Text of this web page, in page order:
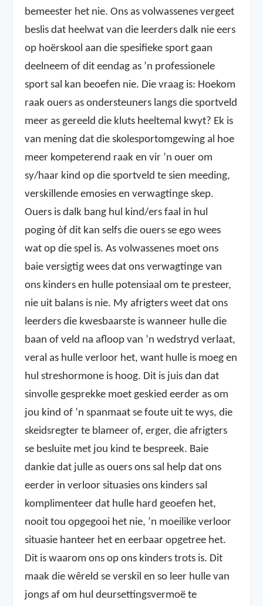
bemeester het nie. Ons as volwassenes vergeet
beslis dat heelwat van die leerders dalk nie eers
op hoërskool aan die spesifieke sport gaan
deelneem of dit eendag as ’n professionele
sport sal kan beoefen nie. Die vraag is: Hoekom
raak ouers as ondersteuners langs die sportveld
meer as gereeld die kluts heeltemal kwyt? Ek is
van mening dat die skolesportomgewing al hoe
meer kompeterend raak en vir ’n ouer om
sy/haar kind op die sportveld te sien meeding,
verskillende emosies en verwagtinge skep.
Ouers is dalk bang hul kind/ers faal in hul
poging òf dit kan selfs die ouers se ego wees
wat op die spel is. As volwassenes moet ons
baie versigtig wees dat ons verwagtinge van
ons kinders en hulle potensiaal om te presteer,
nie uit balans is nie. My afrigters weet dat ons
leerders die kwesbaarste is wanneer hulle die
baan of veld na afloop van ’n wedstryd verlaat,
veral as hulle verloor het, want hulle is moeg en
hul streshormone is hoog. Dit is juis dan dat
sinvolle gesprekke moet geskied eerder as om
jou kind of ’n spanmaat se foute uit te wys, die
skeidsregter te blameer of, erger, die afrigters
se besluite met jou kind te bespreek. Baie
dankie dat julle as ouers ons sal help dat ons
eerder in verloor situasies ons kinders sal
komplimenteer dat hulle hard geoefen het,
nooit tou opgegooi het nie, ’n moeilike verloor
situasie hanteer het en eerbaar opgetree het.
Dit is waarom ons op ons kinders trots is. Dit
maak die wêreld se verskil en so leer hulle van
jongs af om hul deursettingsvermoë te